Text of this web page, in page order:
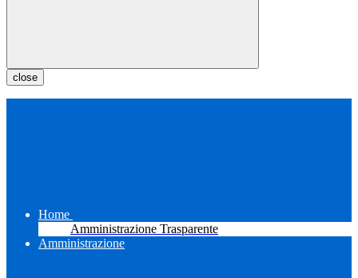
close
Home
Amministrazione Trasparente
Amministrazione